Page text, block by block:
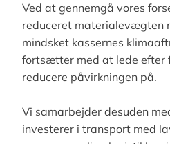
Ved at gennemgå vores
reduceret materialevægten
mindsket kassernes
fortsætter med at lede efter
reducere påvirkningen på.
Vi samarbejder desuden
investerer i transport med